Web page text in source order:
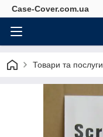
Case-Cover.com.ua
Товари та послуги